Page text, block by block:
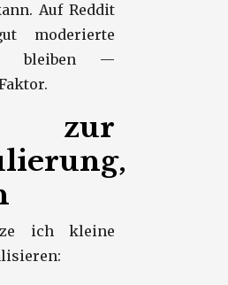
Auf Reddit
moderierte
bleiben —
zur
ich kleine